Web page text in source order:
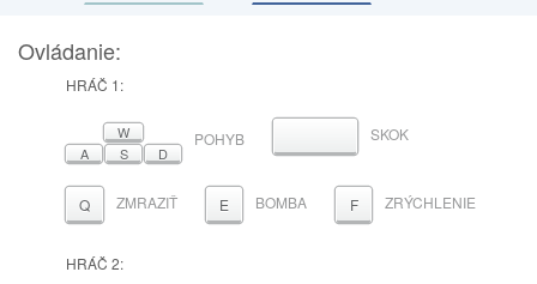
Ovládanie:
HRÁČ 1:
W
A
S D
POHYB MEDZERNÍK
SKOK
Q ZMRAZIŤ E BOMBA F ZRÝCHLENIE
HRÁČ 2: